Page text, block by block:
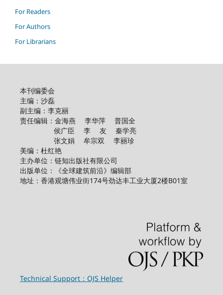
For Readers
For Authors
For Librarians
本刊编委会
主编：沙磊
副主编：李克丽
责任编辑：金海燕 李华萍 普国全
侯广臣 李 友 秦学亮
张文娟 牟宗双 李丽珍
美编：杜红艳
主办单位：链知出版社有限公司
出版单位：《全球建筑前沿》编辑部
地址：香港观塘伟业街174号劲达丰工业大厦2楼B01室
Technical Support：OJS Helper